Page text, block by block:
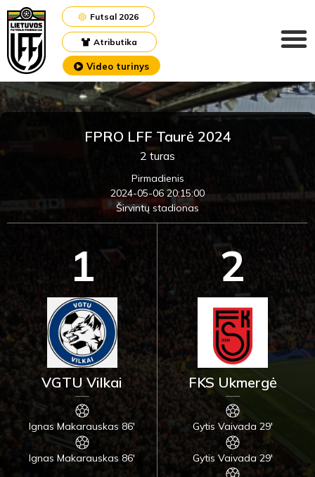
Atributika
Futsal 2026
Video turinys
FPRO LFF Taurė 2024
2 turas
Pirmadienis
2024-05-06 20:15:00
Širvintų stadionas
1
VGTU Vilkai
Ignas Makarauskas 86'
Ignas Makarauskas 86'
2
FKS Ukmergė
Gytis Vaivada 29'
Gytis Vaivada 29'